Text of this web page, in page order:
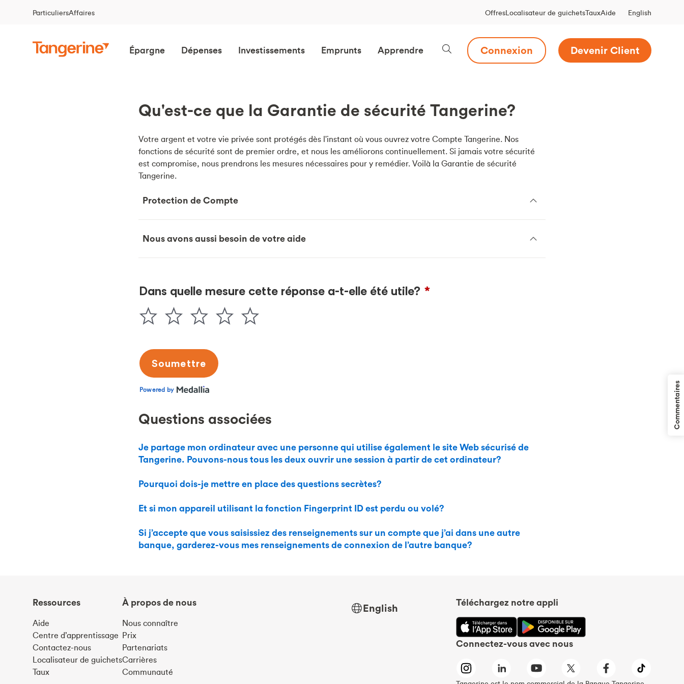
ParticuliersAffaires OffresLocalisateur de guichetsTauxAide English
Épargne Dépenses Investissements Emprunts Apprendre Connexion Devenir Client
Qu'est-ce que la Garantie de sécurité Tangerine?
Votre argent et votre vie privée sont protégés dès l'instant où vous ouvrez votre Compte Tangerine. Nos
fonctions de sécurité sont de premier ordre, et nous les améliorons continuellement. Si jamais votre sécurité
est compromise, nous prendrons les mesures nécessaires pour y remédier. Voilà la Garantie de sécurité
Tangerine.
Protection de Compte
Nous avons aussi besoin de votre aide
Questions associées
Je partage mon ordinateur avec une personne qui utilise également le site Web sécurisé de
Tangerine. Pouvons-nous tous les deux ouvrir une session à partir de cet ordinateur?
Pourquoi dois-je mettre en place des questions secrètes?
Et si mon appareil utilisant la fonction Fingerprint ID est perdu ou volé?
Si j’accepte que vous saisissiez des renseignements sur un compte que j’ai dans une autre
banque, garderez-vous mes renseignements de connexion de l’autre banque?
Ressources
Aide
Centre d’apprentissage
Contactez-nous
Localisateur de guichets
Taux
À propos de nous
Nous connaître
Prix
Partenariats
Carrières
Communauté
English Téléchargez notre appli
Connectez-vous avec nous
Commentaires